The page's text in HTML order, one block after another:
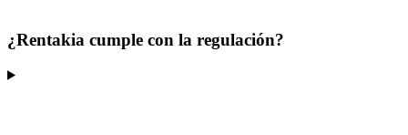
¿Rentakia cumple con la regulación?